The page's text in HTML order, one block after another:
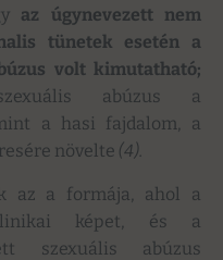
az úgynevezett nem
tünetek esetén a
volt kimutatható;
abúzus a
a hasi fajdalom, a
növelte (4).
az a formája, ahol a
képet, és a
szexuális abúzus